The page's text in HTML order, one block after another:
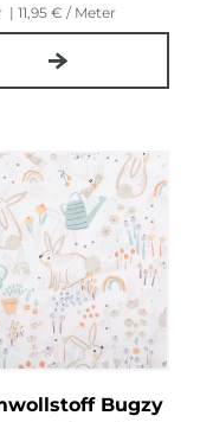
| 11,95 € / Meter
Bugzy